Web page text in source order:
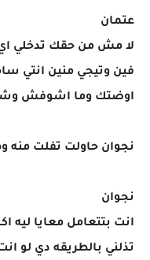
عتمان
لا مش من حقك تدخلي اي
فين وتيجي منين انتي
اوضتك وما اشوفش وشك
نجوان حاولت تفلت منه
نجوان
انت بتتعامل معايا ليه
تذلني بالطريقه دي لو